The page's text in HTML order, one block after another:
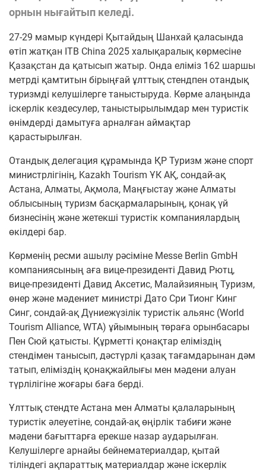
орнын нығайтып келеді.
27-29 мамыр күндері Қытайдың Шанхай қаласында
өтіп жатқан ITB China 2025 халықаралық көрмесіне
Қазақстан да қатысып жатыр. Онда еліміз 162 шаршы
метрді қамтитын бірыңғай ұлттық стендпен отандық
туризмді келушілерге таныстыруда. Көрме алаңында
іскерлік кездесулер, таныстырылымдар мен туристік
өнімдерді дамытуға арналған аймақтар
қарастырылған.
Отандық делегация құрамында ҚР Туризм және спорт
министрлігінің, Kazakh Tourism ҰК АҚ, сондай-ақ
Астана, Алматы, Ақмола, Маңғыстау және Алматы
облысының туризм басқармаларының, қонақ үй
бизнесінің және жетекші туристік компаниялардың
өкілдері бар.
Көрменің ресми ашылу рәсіміне Messe Berlin GmbH
компаниясының аға вице-президенті Давид Рютц,
вице-президенті Давид Аксетис, Малайзияның Туризм,
өнер және мәдениет министрі Дато Сри Тионг Кинг
Синг, сондай-ақ Дүниежүзілік туристік альянс (World
Tourism Alliance, WTA) ұйымының төраға орынбасары
Пен Сюй қатысты. Құрметті қонақтар еліміздің
стендімен танысып, дәстүрлі қазақ тағамдарынан дәм
татып, еліміздің қонақжайлығы мен мәдени алуан
түрлілігіне жоғары баға берді.
Ұлттық стендте Астана мен Алматы қалаларының
туристік әлеуетіне, сондай-ақ өңірлік табиғи және
мәдени бағыттарға ерекше назар аударылған.
Келушілерге арнайы бейнематериалдар, қытай
тіліндегі ақпараттық материалдар және іскерлік